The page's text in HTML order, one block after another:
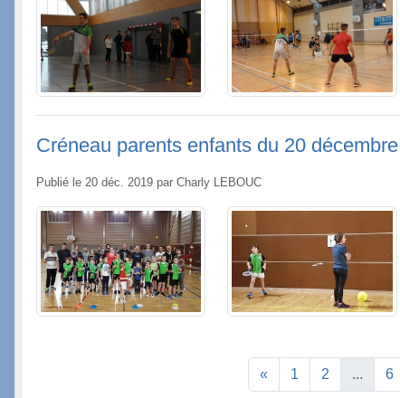
Créneau parents enfants du 20
Publié le 20 déc. 2019 par Charly LEBOUC
« 1 2 ... 6